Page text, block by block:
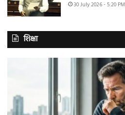
30 July 2026 - 5:20 PM
शिक्षा